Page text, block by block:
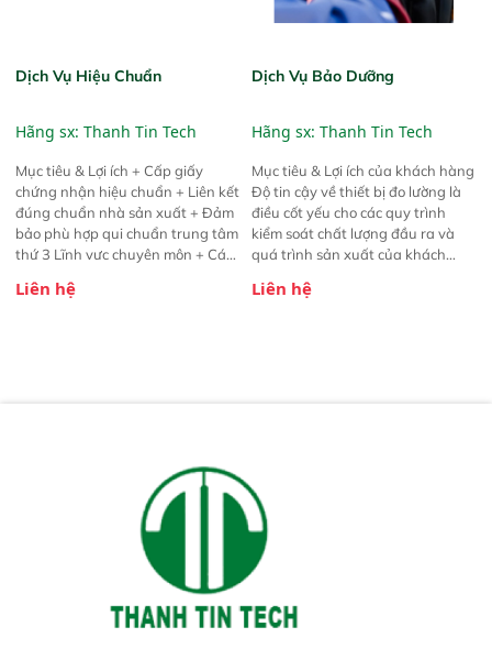
Dịch Vụ Hiệu Chuẩn
Hãng sx: Thanh Tin Tech
Mục tiêu & Lợi ích + Cấp giấy
chứng nhận hiệu chuẩn + Liên kết
đúng chuẩn nhà sản xuất + Đảm
bảo phù hợp qui chuẩn trung tâm
thứ 3 Lĩnh vưc chuyên môn + Các
bì giấy + Các thiết bị đo lường lĩnh
Liên hệ
Dịch Vụ Bảo Dưỡng
Hãng sx: Thanh Tin Tech
Mục tiêu & Lợi ích của khách hàng
Độ tin cậy về thiết bị đo lường là
điều cốt yếu cho các quy trình
kiểm soát chất lượng đầu ra và
quá trình sản xuất của khách
Ngăn ngừa để giảm nguy cơ hỏng
Liên hệ